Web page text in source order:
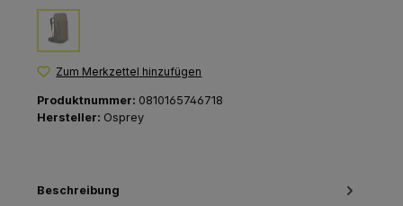
moss green
(Diese Option ist zurzeit nicht verfügbar.)
Zum Merkzettel hinzufügen
Produktnummer: 0810165746718
Hersteller: Osprey
Beschreibung